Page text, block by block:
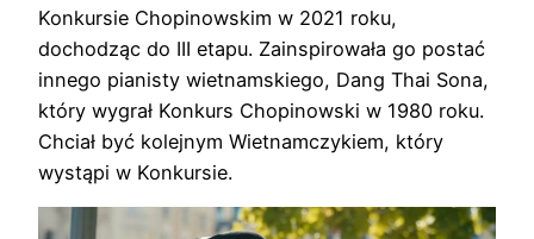
Konkursie Chopinowskim w 2021 roku,
dochodząc do III etapu. Zainspirowała go postać
innego pianisty wietnamskiego, Dang Thai Sona,
który wygrał Konkurs Chopinowski w 1980 roku.
Chciał być kolejnym Wietnamczykiem, który
wystąpi w Konkursie.